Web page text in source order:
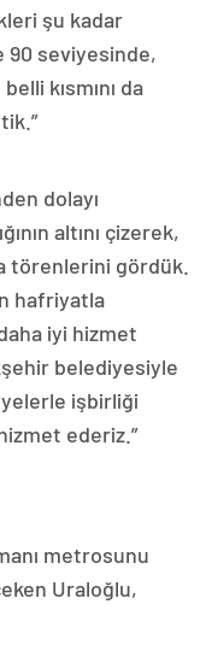
şu kadar
90 seviyesinde,
kısmını da
dolayı
altını çizerek,
törenlerini gördük.
hafriyatla
iyi hizmet
belediyesiyle
işbirliği
ederiz.”
metrosunu
Uraloğlu,